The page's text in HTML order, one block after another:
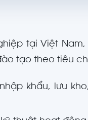
tại Việt Nam,
tạo theo tiêu
khẩu, lưu